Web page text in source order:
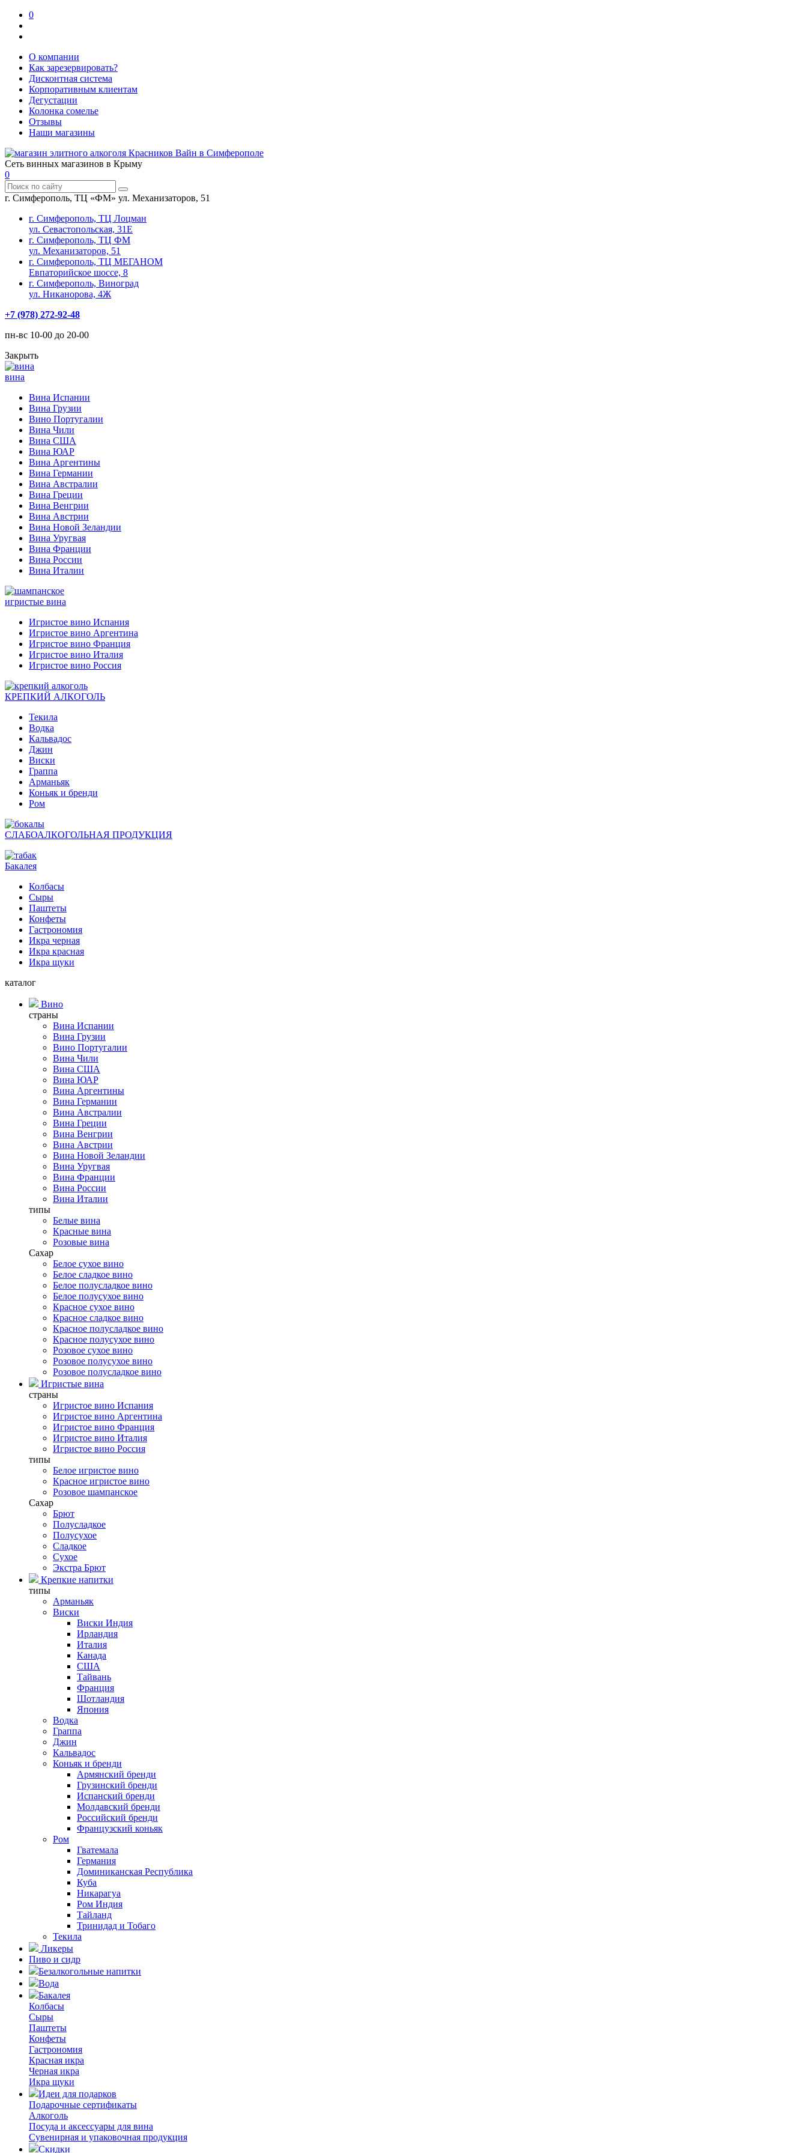
0
О компании
Как зарезервировать?
Дисконтная система
Корпоративным клиентам
Дегустации
Колонка сомелье
Отзывы
Наши магазины
Сеть винных магазинов в Крыму
0
г. Симферополь, ТЦ «ФМ» ул. Механизаторов, 51
г. Симферополь, ТЦ Лоцман
ул. Севастопольская, 31Е
г. Симферополь, ТЦ ФМ
ул. Механизаторов, 51
г. Симферополь, ТЦ МЕГАНОМ
Евпаторийское шоссе, 8
г. Симферополь, Виноград
ул. Никанорова, 4Ж
+7 (978) 272-92-48
пн-вс 10-00 до 20-00
Закрыть
вина
Вина Испании
Вина Грузии
Вино Португалии
Вина Чили
Вина США
Вина ЮАР
Вина Аргентины
Вина Германии
Вина Австралии
Вина Греции
Вина Венгрии
Вина Австрии
Вина Новой Зеландии
Вина Уругвая
Вина Франции
Вина России
Вина Италии
игристые вина
Игристое вино Испания
Игристое вино Аргентина
Игристое вино Франция
Игристое вино Италия
Игристое вино Россия
КРЕПКИЙ АЛКОГОЛЬ
Текила
Водка
Кальвадос
Джин
Виски
Граппа
Арманьяк
Коньяк и бренди
Ром
СЛАБОАЛКОГОЛЬНАЯ ПРОДУКЦИЯ
Бакалея
Колбасы
Сыры
Паштеты
Конфеты
Гастрономия
Икра черная
Икра красная
Икра щуки
каталог
Вино
страны
Вина Испании
Вина Грузии
Вино Португалии
Вина Чили
Вина США
Вина ЮАР
Вина Аргентины
Вина Германии
Вина Австралии
Вина Греции
Вина Венгрии
Вина Австрии
Вина Новой Зеландии
Вина Уругвая
Вина Франции
Вина России
Вина Италии
типы
Белые вина
Красные вина
Розовые вина
Сахар
Белое сухое вино
Белое сладкое вино
Белое полусладкое вино
Белое полусухое вино
Красное сухое вино
Красное сладкое вино
Красное полусладкое вино
Красное полусухое вино
Розовое сухое вино
Розовое полусухое вино
Розовое полусладкое вино
Игристые вина
страны
Игристое вино Испания
Игристое вино Аргентина
Игристое вино Франция
Игристое вино Италия
Игристое вино Россия
типы
Белое игристое вино
Красное игристое вино
Розовое шампанское
Сахар
Брют
Полусладкое
Полусухое
Сладкое
Сухое
Экстра Брют
Крепкие напитки
типы
Арманьяк
Виски
Виски Индия
Ирландия
Италия
Канада
США
Тайвань
Франция
Шотландия
Япония
Водка
Граппа
Джин
Кальвадос
Коньяк и бренди
Армянский бренди
Грузинский бренди
Испанский бренди
Молдавский бренди
Российский бренди
Французский коньяк
Ром
Гватемала
Германия
Доминиканская Республика
Куба
Никарагуа
Ром Индия
Тайланд
Тринидад и Тобаго
Текила
Ликеры
Пиво и сидр
Безалкогольные напитки
Вода
Бакалея
Колбасы
Сыры
Паштеты
Конфеты
Гастрономия
Красная икра
Черная икра
Икра щуки
Идеи для подарков
Подарочные сертификаты
Алкоголь
Посуда и аксессуары для вина
Сувенирная и упаковочная продукция
Скидки